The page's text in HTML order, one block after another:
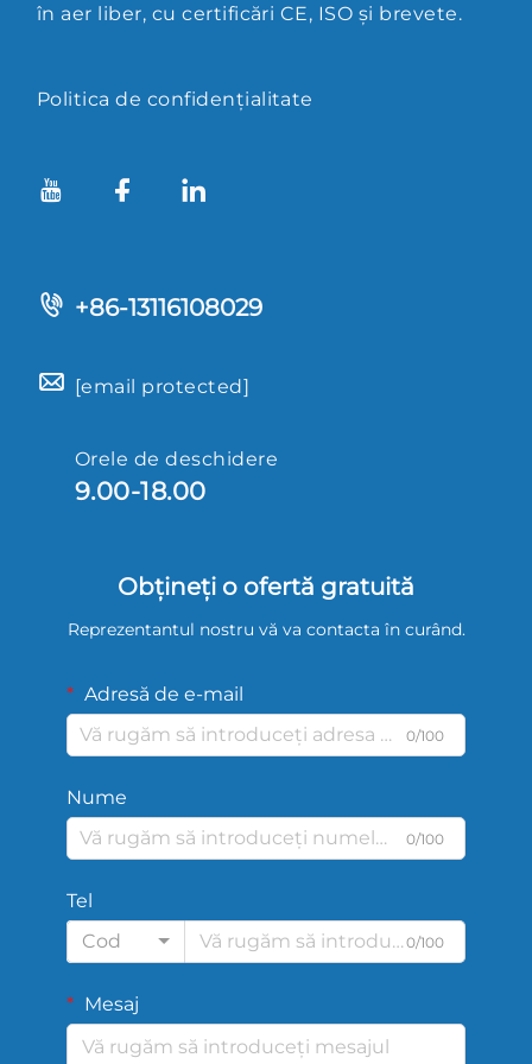
în aer liber, cu certificări CE, ISO și brevete.
Politica de confidențialitate
+86-13116108029
[email protected]
Orele de deschidere
9.00-18.00
Obțineți o ofertă gratuită
Reprezentantul nostru vă va contacta în curând.
Adresă de e-mail
0/100
Nume
0/100
Tel
Cod
0/100
Mesaj